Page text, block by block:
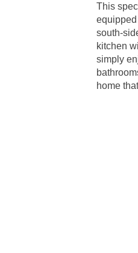
This
south-
kitchen
simply
home